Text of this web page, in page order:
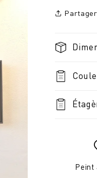
Peint